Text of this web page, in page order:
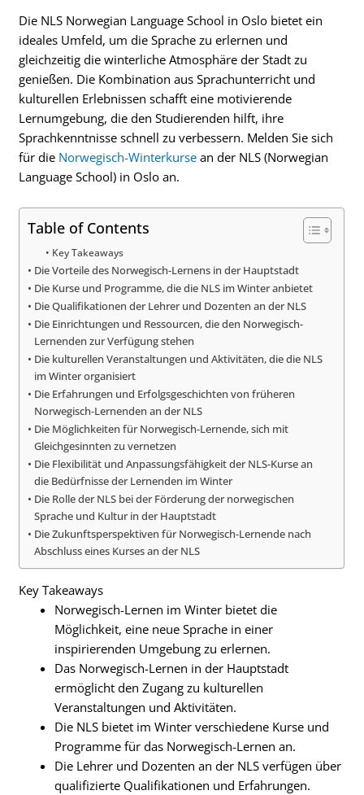
Die NLS Norwegian Language School in Oslo bietet ein
ideales Umfeld, um die Sprache zu erlernen und
gleichzeitig die winterliche Atmosphäre der Stadt zu
genießen. Die Kombination aus Sprachunterricht und
kulturellen Erlebnissen schafft eine motivierende
Lernumgebung, die den Studierenden hilft, ihre
Sprachkenntnisse schnell zu verbessern. Melden Sie sich
für die Norwegisch-Winterkurse an der NLS (Norwegian
Language School) in Oslo an.
Table of Contents
Key Takeaways
Die Vorteile des Norwegisch-Lernens in der Hauptstadt
Die Kurse und Programme, die die NLS im Winter anbietet
Die Qualifikationen der Lehrer und Dozenten an der NLS
Die Einrichtungen und Ressourcen, die den Norwegisch-
Lernenden zur Verfügung stehen
Die kulturellen Veranstaltungen und Aktivitäten, die die NLS
im Winter organisiert
Die Erfahrungen und Erfolgsgeschichten von früheren
Norwegisch-Lernenden an der NLS
Die Möglichkeiten für Norwegisch-Lernende, sich mit
Gleichgesinnten zu vernetzen
Die Flexibilität und Anpassungsfähigkeit der NLS-Kurse an
die Bedürfnisse der Lernenden im Winter
Die Rolle der NLS bei der Förderung der norwegischen
Sprache und Kultur in der Hauptstadt
Die Zukunftsperspektiven für Norwegisch-Lernende nach
Abschluss eines Kurses an der NLS
Key Takeaways
Norwegisch-Lernen im Winter bietet die
Möglichkeit, eine neue Sprache in einer
inspirierenden Umgebung zu erlernen.
Das Norwegisch-Lernen in der Hauptstadt
ermöglicht den Zugang zu kulturellen
Veranstaltungen und Aktivitäten.
Die NLS bietet im Winter verschiedene Kurse und
Programme für das Norwegisch-Lernen an.
Die Lehrer und Dozenten an der NLS verfügen über
qualifizierte Qualifikationen und Erfahrungen.